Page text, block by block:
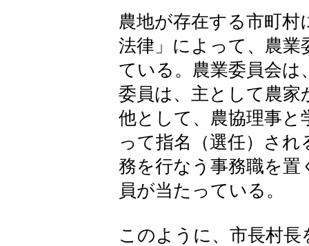
農地が存在する市町村
法律」によって、農
ている。農業委員会は
委員は、主として農
他として、農協理事と
って指名（選任）さ
務を行なう事務職を
員が当たっている。
このように、市長村